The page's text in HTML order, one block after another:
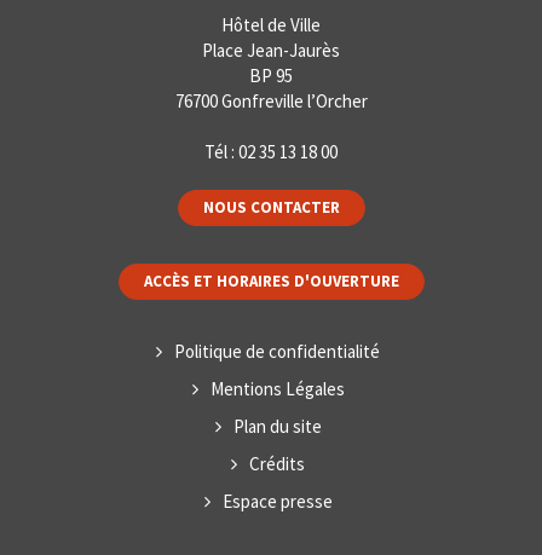
Hôtel de Ville
Place Jean-Jaurès
BP 95
76700 Gonfreville l’Orcher
Tél : 02 35 13 18 00
NOUS CONTACTER
ACCÈS ET HORAIRES D'OUVERTURE
Politique de confidentialité
Mentions Légales
Plan du site
Crédits
Espace presse